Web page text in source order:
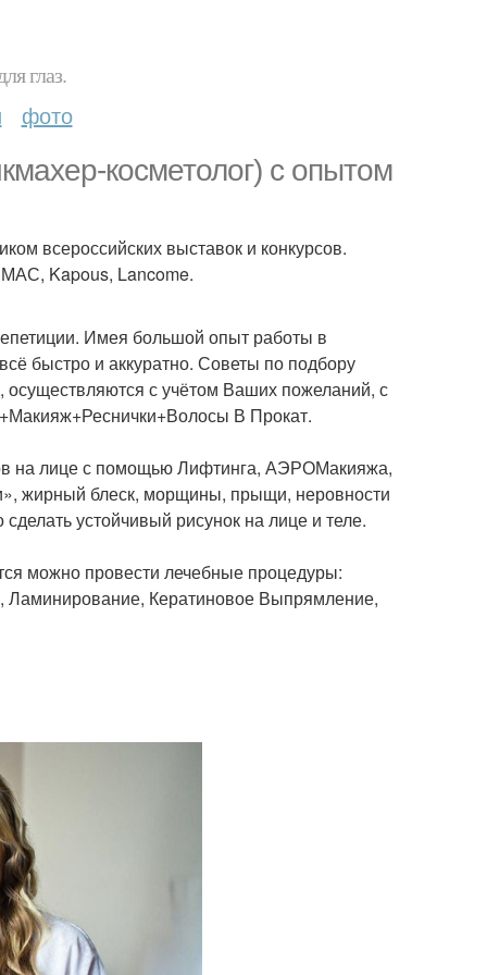
глаз.
фото
косметолог) с опытом
всероссийских выставок и конкурсов.
МАС, Kapous, Lancome.
Имея большой опыт работы в
быстро и аккуратно. Советы по подбору
с учётом Ваших пожеланий, с
В Прокат.
на лице с помощью Лифтинга, АЭРОМакияжа,
жирный блеск, морщины, прыщи, неровности
устойчивый рисунок на лице и теле.
можно провести лечебные процедуры:
Ламинирование, Кератиновое Выпрямление,